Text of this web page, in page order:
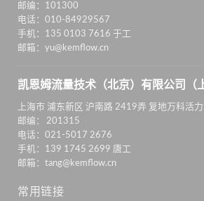
邮编：101300
电话：010-84929567
手机：135 0103 7616 于工
邮箱：yu@kemflow.cn
凯恩姆流量技术（北京）有限公司（
上海市 浦东新区 沪南路 2419弄 复地万科活
邮编： 201315
电话：021-5017 2676
手机：139 1745 2699 唐工
邮箱：tang@kemflow.cn
常用链接